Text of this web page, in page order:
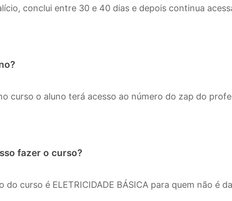
conclui entre 30 e 40 dias e depois continua
curso o aluno terá acesso ao número do zap do
fazer o curso?
do curso é ELETRICIDADE BÁSICA para quem não